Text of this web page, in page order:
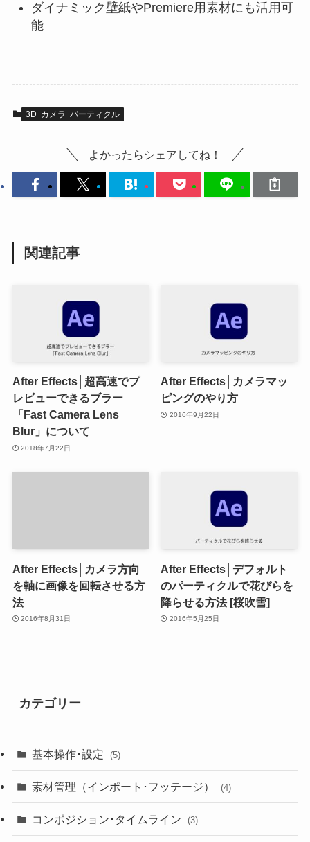
ダイナミック壁紙やPremiere用素材にも活用可
能
3D･カメラ･パーティクル
よかったらシェアしてね！
関連記事
After Effects│超高速でプ
レビューできるブラー
「Fast Camera Lens
Blur」について
2018年7月22日
After Effects│カメラマッ
ピングのやり方
2016年9月22日
After Effects│カメラ方向
を軸に画像を回転させる方
法
2016年8月31日
After Effects│デフォルト
のパーティクルで花びらを
降らせる方法 [桜吹雪]
2016年5月25日
カテゴリー
基本操作･設定 (5)
素材管理（インポート･フッテージ） (4)
コンポジション･タイムライン (3)